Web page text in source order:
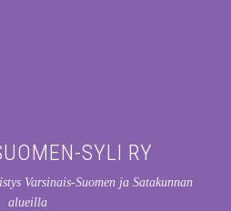
SYLI RY
Varsinais-Suomen ja Satakunnan
alueilla